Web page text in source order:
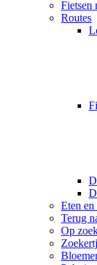
Fietsen
Routes
Eten en
Terug
Op